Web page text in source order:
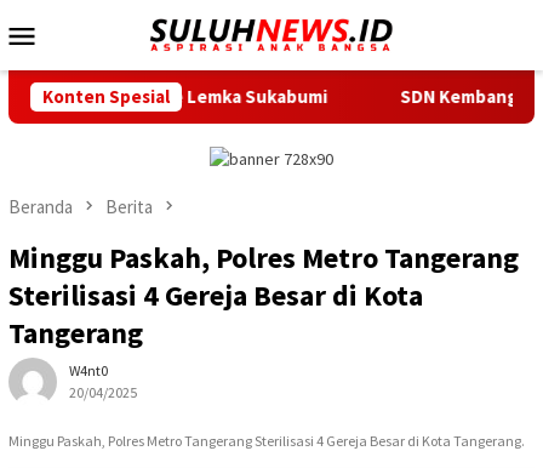
ke
Mobile
Konten Spesial
ke Lemka Sukabumi SDN Kembangan Selatan 01
Beranda Berita
Minggu Paskah, Polres Metro Tangerang
Sterilisasi 4 Gereja Besar di Kota
Tangerang
W4nt0
20/04/2025
Minggu Paskah, Polres Metro Tangerang Sterilisasi 4 Gereja Besar di Kota Tangerang.